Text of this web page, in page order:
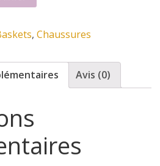
,Chaussures
Avis (0)